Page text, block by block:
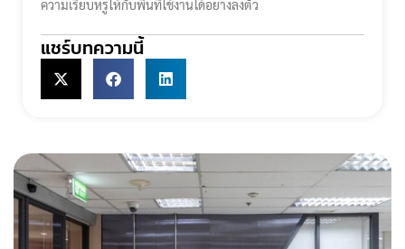
ความเรียบหรูให้กับพื้นที่ใช้งานได้อย่างลงตัว
แชร์บทความนี้